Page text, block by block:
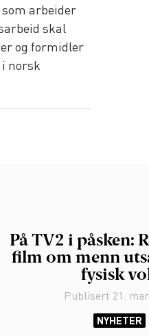
arbeider
skal
og formidler
norsk
På TV2 i påsken:
film om menn
fysisk
Publisert 21.
NYHETER